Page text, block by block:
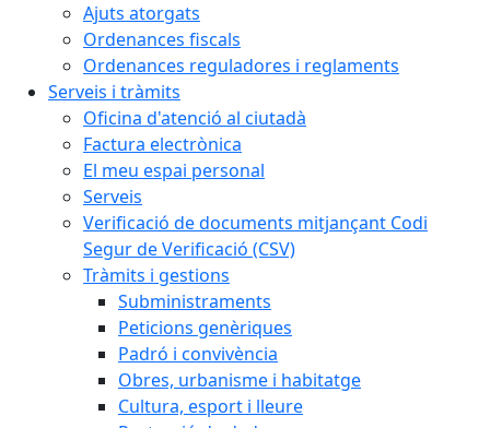
Ajuts atorgats
Ordenances fiscals
Ordenances reguladores i reglaments
Serveis i tràmits
Oficina d'atenció al ciutadà
Factura electrònica
El meu espai personal
Serveis
Verificació de documents mitjançant Codi
Segur de Verificació (CSV)
Tràmits i gestions
Subministraments
Peticions genèriques
Padró i convivència
Obres, urbanisme i habitatge
Cultura, esport i lleure